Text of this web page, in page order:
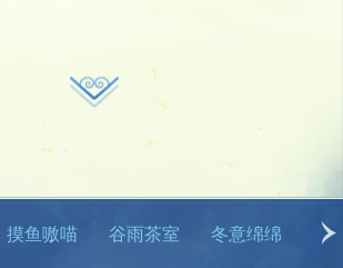
烟雨惊鸿
摸鱼嗷喵 谷雨茶室 冬意绵绵 卡